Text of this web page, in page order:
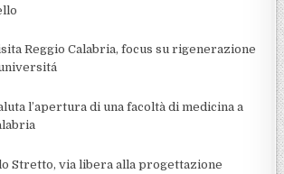
Reggio Calabria, focus su rigenerazione
l’apertura di una facoltà di medicina a
Stretto, via libera alla progettazione